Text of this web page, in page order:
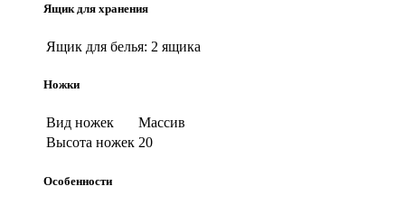
Ящик для хранения
Ящик для белья: 2 ящика
Ножки
Вид ножек
Массив
Высота ножек 20
Особенности